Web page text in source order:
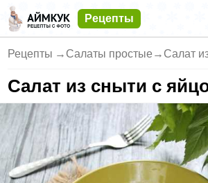
Рецепты
Рецепты → Салаты простые → Салат
Салат из сныти с